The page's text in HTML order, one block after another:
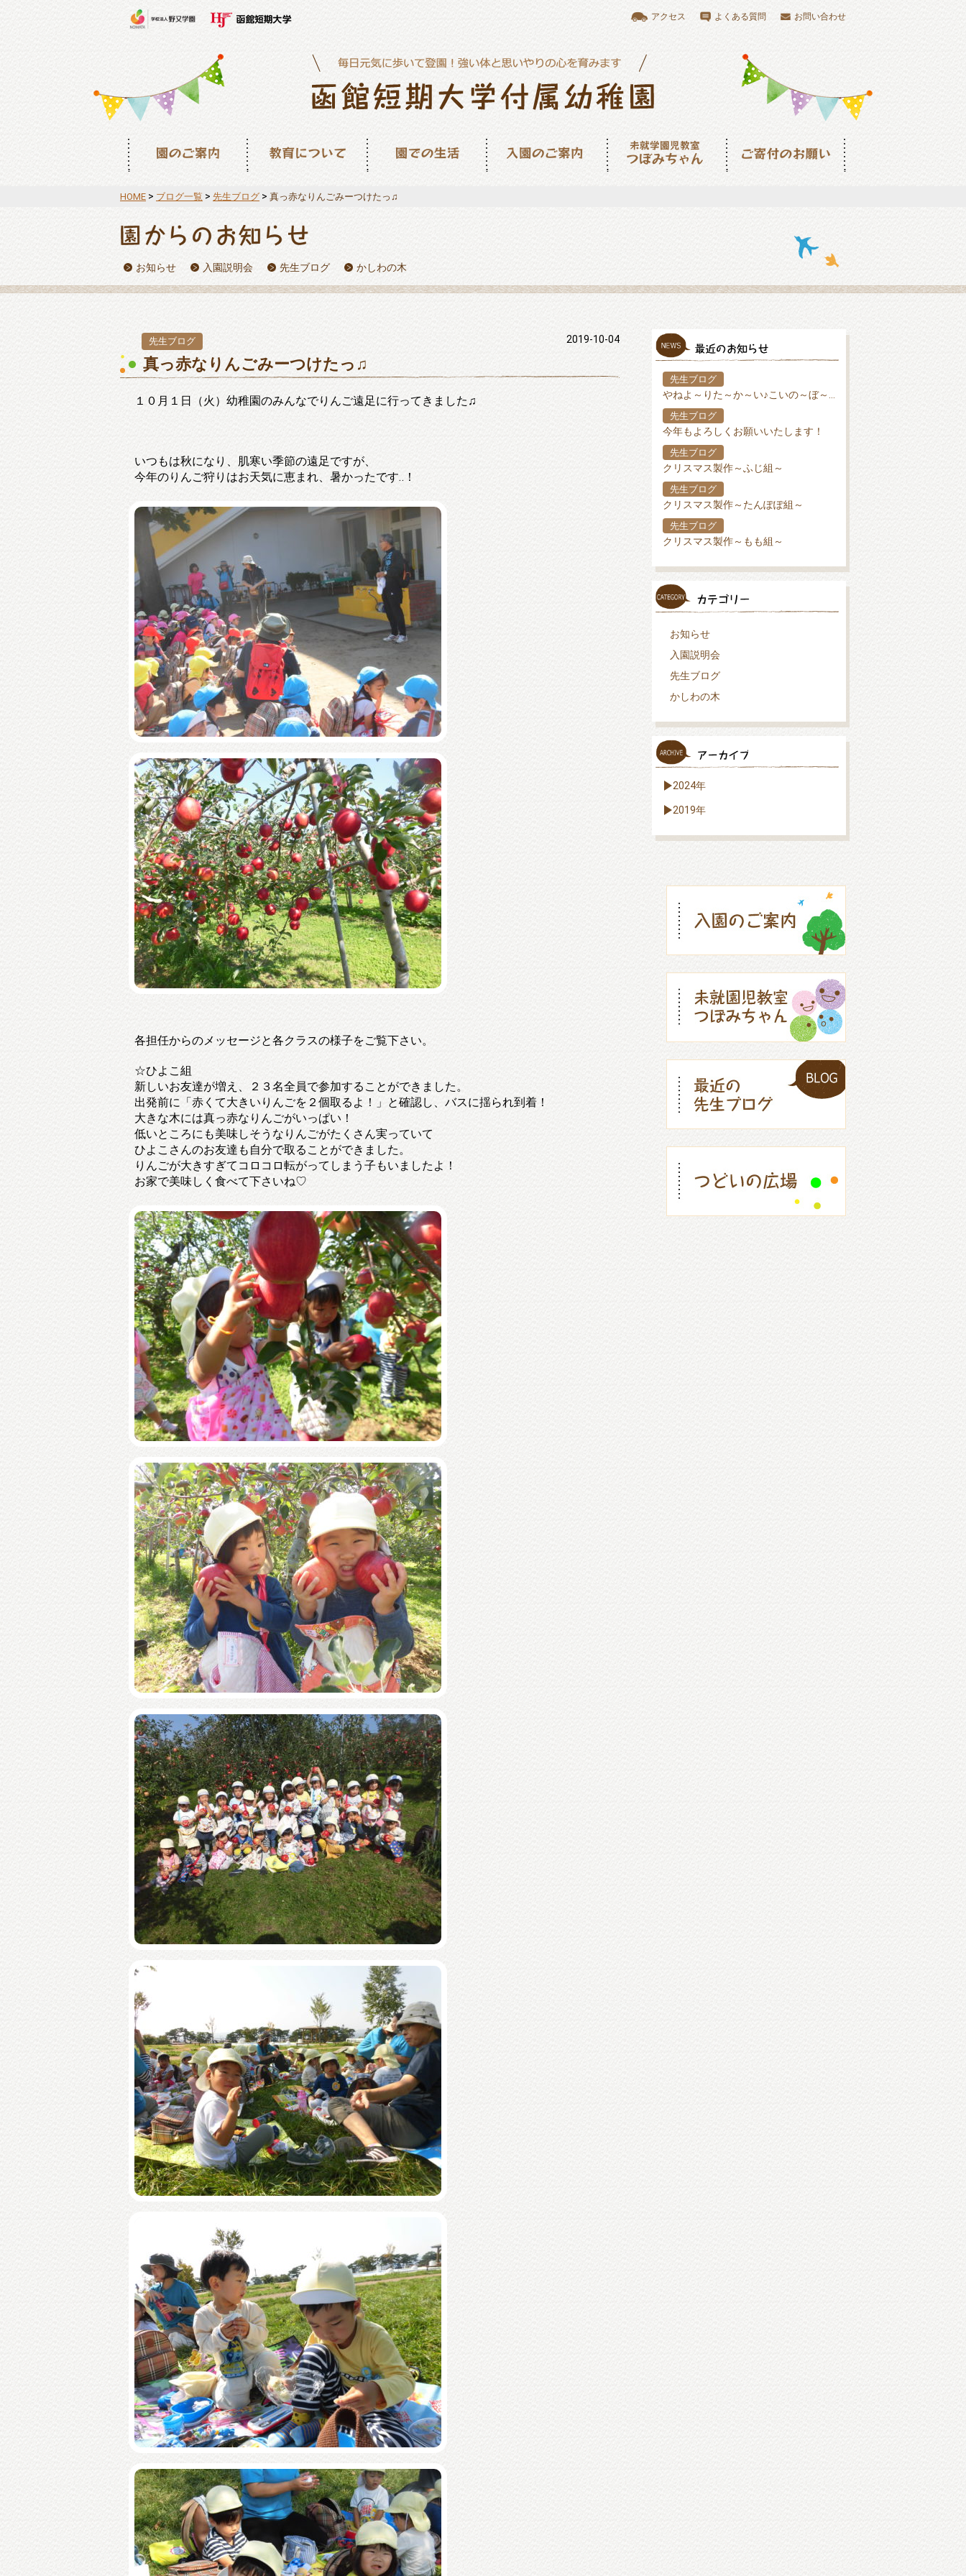
アクセス よくある質問 お問い合わせ
HOME > ブログ一覧 > 先生ブログ > 真っ赤なりんごみーつけたっ♫
お知らせ 入園説明会 先生ブログ かしわの木
先生ブログ 2019-10-04
真っ赤なりんごみーつけたっ♫
１０月１日（火）幼稚園のみんなでりんご遠足に行ってきました♫
いつもは秋になり、肌寒い季節の遠足ですが、
今年のりんご狩りはお天気に恵まれ、暑かったです‥！
各担任からのメッセージと各クラスの様子をご覧下さい。
☆ひよこ組
新しいお友達が増え、２３名全員で参加することができました。
出発前に「赤くて大きいりんごを２個取るよ！」と確認し、バスに揺られ到着！
大きな木には真っ赤なりんごがいっぱい！
低いところにも美味しそうなりんごがたくさん実っていて
ひよこさんのお友達も自分で取ることができました。
りんごが大きすぎてコロコロ転がってしまう子もいましたよ！
お家で美味しく食べて下さいね♡
先生ブログ
先生ブログ
今年もよろしくお願いいたします！
先生ブログ
クリスマス製作～ふじ組～
先生ブログ
クリスマス製作～たんぽぽ組～
先生ブログ
クリスマス製作～もも組～
お知らせ
入園説明会
先生ブログ
かしわの木
2024年
2019年